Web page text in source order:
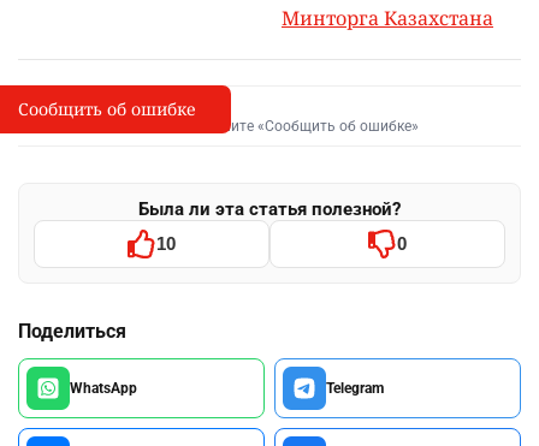
Минторга Казахстана
I
Сообщить об опечатке
Выделите фрагмент и нажмите «Сообщить об ошибке»
Была ли эта статья полезной?
10 0
Поделиться
WhatsApp Telegram
Сообщить об ошибке